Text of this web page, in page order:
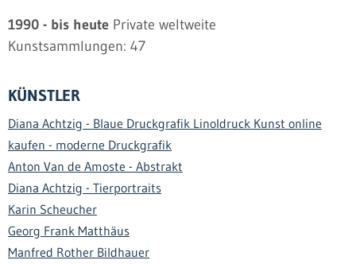
1990 - bis heute Private weltweite
Kunstsammlungen: 47
KÜNSTLER
Diana Achtzig - Blaue Druckgrafik Linoldruck Kunst online
kaufen - moderne Druckgrafik
Anton Van de Amoste - Abstrakt
Diana Achtzig - Tierportraits
Karin Scheucher
Georg Frank Matthäus
Manfred Rother Bildhauer